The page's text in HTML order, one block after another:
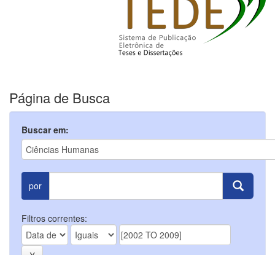
Página de Busca
Buscar em:
por
Filtros correntes: